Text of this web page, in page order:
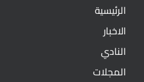
الرئيسية
الاخبار
النادي
المجلات